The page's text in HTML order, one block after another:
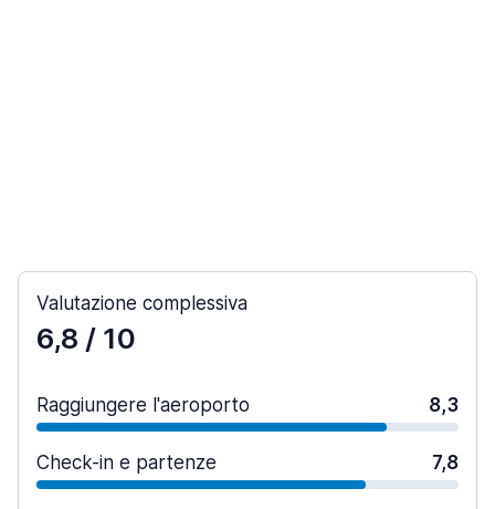
Valutazione complessiva
6,8 / 10
Raggiungere l'aeroporto 8,3
Check-in e partenze 7,8